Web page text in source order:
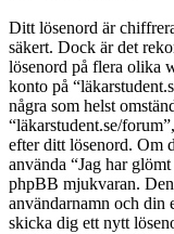
Ditt lösenord är
säkert. Dock är det
lösenord på flera olika
konto på
några som helst
“läkarstudent.se/
efter ditt lösenord. Om
använda “Jag har
phpBB mjukvaran.
användarnamn och din
skicka dig ett nytt